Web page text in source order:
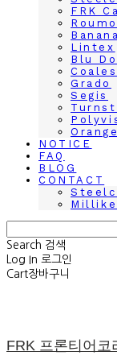
FRK
Roumo
Lintex
Blu
Grado
Segis
NOTICE
FAQ
BLOG
CONTACT
Search 검색
Log In 로그인
Cart장바구니
FRK 프론티어코